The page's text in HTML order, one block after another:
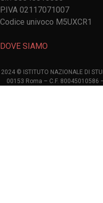
P.IVA 02117071007
Codice univoco M5UXCR1
DOVE SIAMO
2024 © ISTITUTO NAZIONALE DI
00153 Roma – C.F. 80045010586